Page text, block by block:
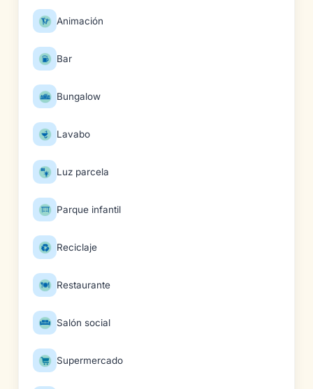
Animación
Bar
Bungalow
Lavabo
Luz parcela
Parque infantil
Reciclaje
Restaurante
Salón social
Supermercado